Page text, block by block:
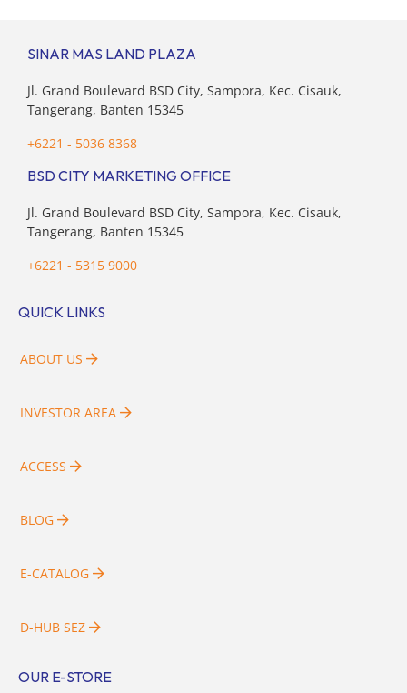
SINAR MAS LAND PLAZA
Jl. Grand Boulevard BSD City, Sampora, Kec. Cisauk,
Tangerang, Banten 15345
+6221 - 5036 8368
BSD CITY MARKETING OFFICE
Jl. Grand Boulevard BSD City, Sampora, Kec. Cisauk,
Tangerang, Banten 15345
+6221 - 5315 9000
QUICK LINKS
ABOUT US
INVESTOR AREA
ACCESS
BLOG
E-CATALOG
D-HUB SEZ
OUR E-STORE